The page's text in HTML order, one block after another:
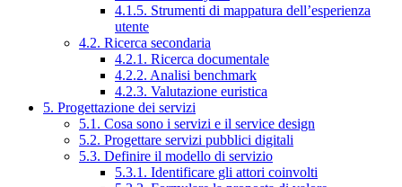
4.1.5. Strumenti di mappatura dell’esperienza
utente
4.2. Ricerca secondaria
4.2.1. Ricerca documentale
4.2.2. Analisi benchmark
4.2.3. Valutazione euristica
5. Progettazione dei servizi
5.1. Cosa sono i servizi e il service design
5.2. Progettare servizi pubblici digitali
5.3. Definire il modello di servizio
5.3.1. Identificare gli attori coinvolti